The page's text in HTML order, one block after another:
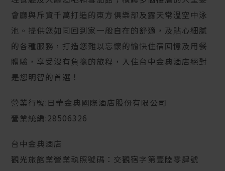
會廳與斥資千萬打造的東方俱樂部及露天常溫空中泳
池。提供您如同回到家一般自在的舒適，及貼心細膩
的各種服務，打造您難以忘懷的愉快住宿回憶及用餐
體驗，享受沒有負擔的旅程，入住台中金典酒店絕對
是您明智的首選！
營業行號:日華金典國際酒店股份有限公司
營業統編:28506326
台中金典酒店
觀光旅館業營業執照號碼：交觀宿字第壹陸零肆號